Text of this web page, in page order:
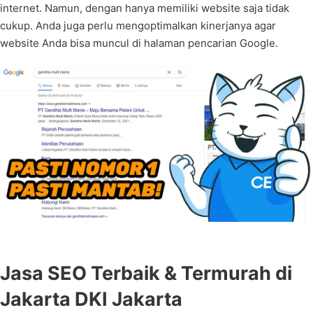
internet. Namun, dengan hanya memiliki website saja tidak
cukup. Anda juga perlu mengoptimalkan kinerjanya agar
website Anda bisa muncul di halaman pencarian Google.
Jasa SEO Terbaik & Termurah di
Jakarta DKI Jakarta